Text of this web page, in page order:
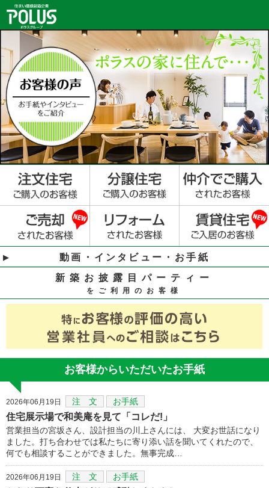
動画・インタビュー・お手紙
新築お披露目パーティー
をご利用のお客様
お客様からいただいたお手紙
2026年06月19日 注 文 お手紙
住宅展示場で和美庵を見て「コレだ!」
営業担当の宮坂さん、設計担当の川上さんには、 大変お世話になり
ました。打ち合わせでは私たちに寄り添い話を聞いてくれたので、
何でも相談することができました。無事完成…
2026年06月19日 注 文 お手紙